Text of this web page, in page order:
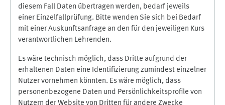
diesem Fall Daten übertragen werden, bedarf jeweils
einer Einzelfallprüfung. Bitte wenden Sie sich bei Bedarf
mit einer Auskunftsanfrage an den für den jeweiligen Kurs
verantwortlichen Lehrenden.
Es wäre technisch möglich, dass Dritte aufgrund der
erhaltenen Daten eine Identifizierung zumindest einzelner
Nutzer vornehmen könnten. Es wäre möglich, dass
personenbezogene Daten und Persönlichkeitsprofile von
Nutzern der Website von Dritten für andere Zwecke